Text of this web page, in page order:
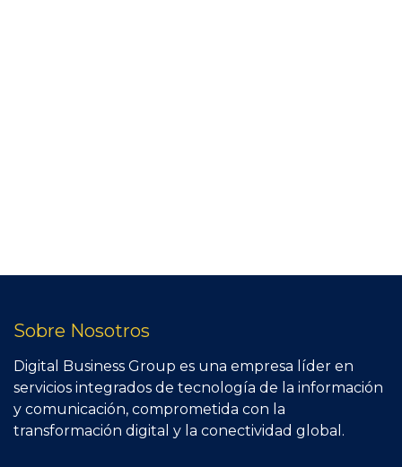
Sobre Nosotros
Digital Business Group es una empresa líder en
servicios integrados de tecnología de la información
y comunicación, comprometida con la
transformación digital y la conectividad global.